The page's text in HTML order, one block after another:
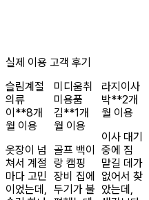
실제 이용 고객 후기
슬림계절
의류
이**8개
월 이용
옷장이 넘
쳐서 계절
마다 고민
이었는데,
미디움취
미용품
김**1개
월 이용
골프 백이
랑 캠핑
장비 집에
두기가 불
라지이사
박**2개
월 이용
이사 대기
중에 짐
맡길 데가
없어서 찾
았는데,